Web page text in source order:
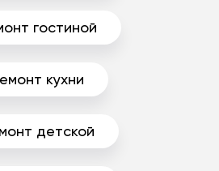
гостиной
кухни
детской